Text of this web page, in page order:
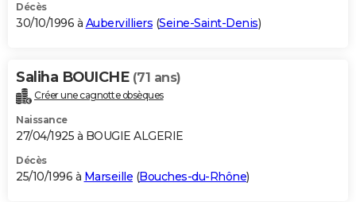
Décès
30/10/1996 à Aubervilliers (Seine-Saint-Denis)
Saliha BOUICHE (71 ans)
Créer une cagnotte obsèques
Naissance
27/04/1925 à BOUGIE ALGERIE
Décès
25/10/1996 à Marseille (Bouches-du-Rhône)